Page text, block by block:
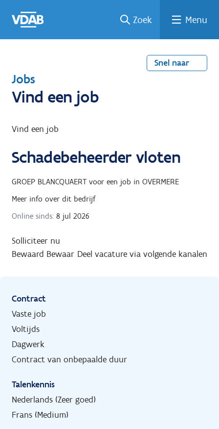
naar
een
een
job
naar
Zoek Menu
Snel naar
T
e
u
n
a
r
Jobs
Vind een job
Vind een job
Schadebeheerder vloten
GROEP BLANCQUAERT voor een job in OVERMERE
Meer info over dit bedrijf
Online sinds: 8 jul 2026
Solliciteer nu
Bewaard Bewaar Deel vacature via volgende kanalen
Contract
Vaste job
Voltijds
Dagwerk
Contract van onbepaalde duur
Talenkennis
Nederlands (Zeer goed)
Frans (Medium)